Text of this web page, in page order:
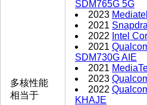
多核性能
相当于
SDM765G 5G
2023
2021
2022 Intel
2021
SDM730G AIE
2021
2023
2022
KHAJE